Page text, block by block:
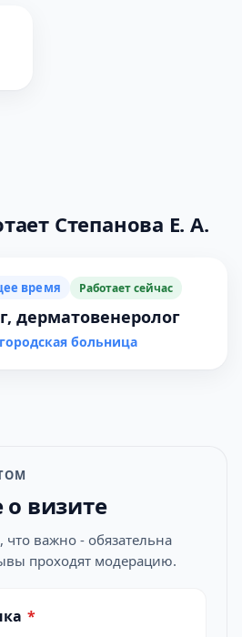
Степанова Е. А.
время Работает сейчас
дерматовенеролог
больница
о визите
что важно - обязательна
проходят модерацию.
*